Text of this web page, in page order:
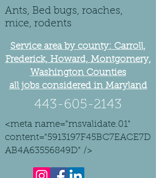
Ants, Bed bugs, roaches,
mice, rodents
Service area by county: Carroll,
Frederick, Howard, Montgomery,
Washington Counties
all jobs considered in Maryland
443-605-2143
<meta name="msvalidate.01"
content="5913197F45BC7EACE7D
AB4A63556849D" />